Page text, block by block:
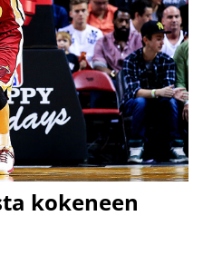
kokeneen